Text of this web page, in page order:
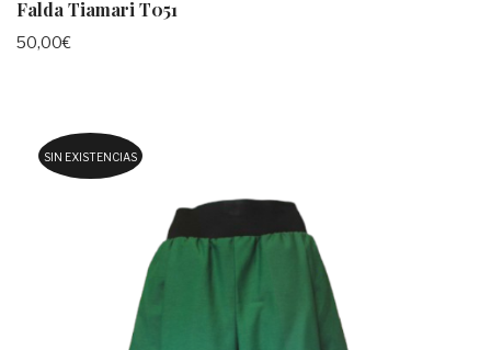
Falda Tiamari T051
50,00€
SIN EXISTENCIAS